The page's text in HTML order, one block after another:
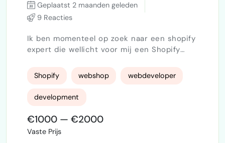
Geplaatst 2 maanden geleden
9 Reacties
Ik ben momenteel op zoek naar een shopify
expert die wellicht voor mij een Shopify
Customily applicatie. Customily is een
applicatie die klanten hun eigen designs
laat uploaden etc. Ik heb een klein bedrijf
dat kleding bedrukt, voornamelijk voor leger
en politie eenheden. Momenteel doe ik
bijna nog alles "handmatig" zoals het maken
van mock ups, factur…
Shopify webshop webdeveloper
development
€1000 — €2000
Vaste Prijs